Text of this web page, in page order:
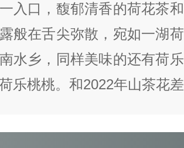
入口，馥郁清香的荷花茶
般在舌尖弥散，宛如一湖
水乡，同样美味的还有荷
乐桃桃。和2022年山茶花差